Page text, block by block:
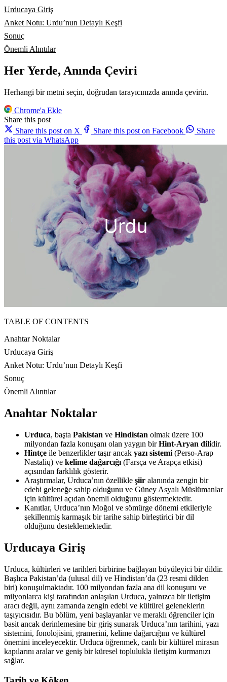
Urducaya Giriş
Anket Notu: Urdu’nun Detaylı Keşfi
Sonuç
Önemli Alıntılar
Her Yerde, Anında Çeviri
Herhangi bir metni seçin, doğrudan tarayıcınızda anında çevirin.
Chrome'a Ekle
Share this post
Share this post on X
Share this post on Facebook
Share
this post via WhatsApp
TABLE OF CONTENTS
Anahtar Noktalar
Urducaya Giriş
Anket Notu: Urdu’nun Detaylı Keşfi
Sonuç
Önemli Alıntılar
Anahtar Noktalar
Urduca, başta Pakistan ve Hindistan olmak üzere 100
milyondan fazla konuşanı olan yaygın birHint-Aryan dilidir.
Hintçe ile benzerlikler taşır ancak yazı sistemi (Perso-Arap
Nastaliq) ve kelime dağarcığı (Farsça ve Arapça etkisi)
açısından farklılık gösterir.
Araştırmalar, Urduca’nın özellikle şiir alanında zengin bir
edebi geleneğe sahip olduğunu ve Güney Asyalı Müslümanlar
için kültürel açıdan önemli olduğunu göstermektedir.
Kanıtlar, Urduca’nın Moğol ve sömürge dönemi etkileriyle
şekillenmiş karmaşık bir tarihe sahip birleştirici bir dil
olduğunu desteklemektedir.
Urducaya Giriş
Urduca, kültürleri ve tarihleri birbirine bağlayan büyüleyici bir dildir.
Başlıca Pakistan’da (ulusal dil) ve Hindistan’da (23 resmi dilden
biri) konuşulmaktadır. 100 milyondan fazla ana dil konuşuru ve
milyonlarca kişi tarafından anlaşılan Urduca, yalnızca bir iletişim
aracı değil, aynı zamanda zengin edebi ve kültürel geleneklerin
taşıyıcısıdır. Bu bölüm, yeni başlayanlar ve meraklı öğrenciler için
basit ancak derinlemesine bir giriş sunarak Urduca’nın tarihini, yazı
sistemini, fonolojisini, gramerini, kelime dağarcığını ve kültürel
önemini inceleyecektir. Urduca öğrenmek, canlı bir kültürel mirasın
kapılarını aralar ve geniş bir küresel toplulukla iletişim kurmanızı
sağlar.